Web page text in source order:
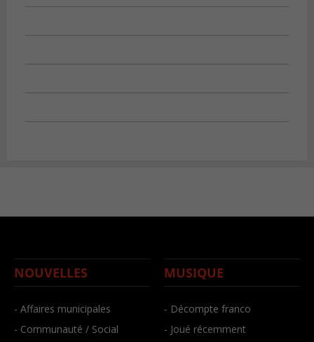
NOUVELLES
- Affaires municipales
- Communauté / Social
MUSIQUE
- Décompte franco
- Joué récemment